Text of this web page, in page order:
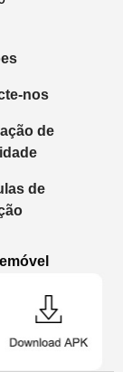
nos
de
de